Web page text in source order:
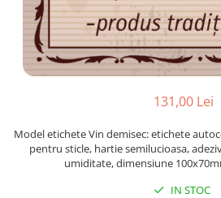
131,00 Lei
Model etichete Vin demisec: etichete
pentru sticle, hartie semilucioasa,
umiditate, dimensiune
IN STOC